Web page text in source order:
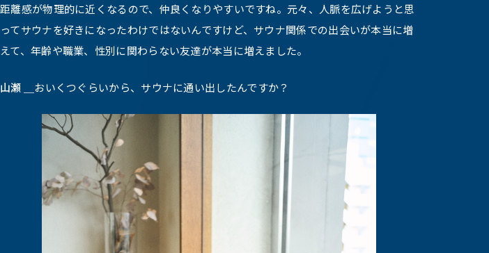
距離感が物理的に近くなるので、仲良くなりやすいですね。元々、人脈を広げようと思
ってサウナを好きになったわけではないんですけど、サウナ関係での出会いが本当に増
えて、年齢や職業、性別に関わらない友達が本当に増えました。
山瀬 ＿ おいくつぐらいから、サウナに通い出したんですか？